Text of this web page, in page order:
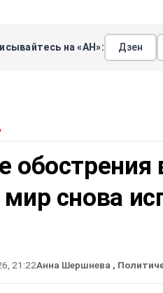
на «АН»: Дзен
снова
21:22Анна Шершнева ,